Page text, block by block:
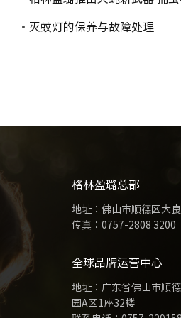
灭蚊灯的保养与故障处理
格林盈璐总部
地址：佛山市顺德区大
传真：0757-2808 3200
全球品牌运营中心
地址：广东省佛山市顺
园A区1座32楼